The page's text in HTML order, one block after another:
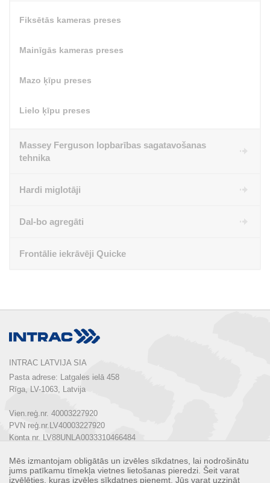
Fiksētās kameras preses
Mainīgās kameras preses
Mazo ķīpu preses
Lielo ķīpu preses
Massey Ferguson lopbarības sagatavošanas
tehnika
Hardi miglotāji
Dal-bo agregāti
Frontālie iekrāvēji Quicke
INTRAC LATVIJA SIA
Pasta adrese: Latgales ielā 458
Rīga, LV-1063, Latvija
Vien.reģ.nr. 40003227920
PVN reģ.nr.LV40003227920
Konta nr. LV88UNLA0033310466484
Tālrunis: + 371 67 803 700
E-pasts: info@intrac.lv
Mēs izmantojam obligātās un izvēles sīkdatnes, lai nodrošinātu
jums patīkamu tīmekļa vietnes lietošanas pieredzi. Šeit varat
izvēlēties, kuras izvēles sīkdatnes pieņemt. Jūs varat uzzināt